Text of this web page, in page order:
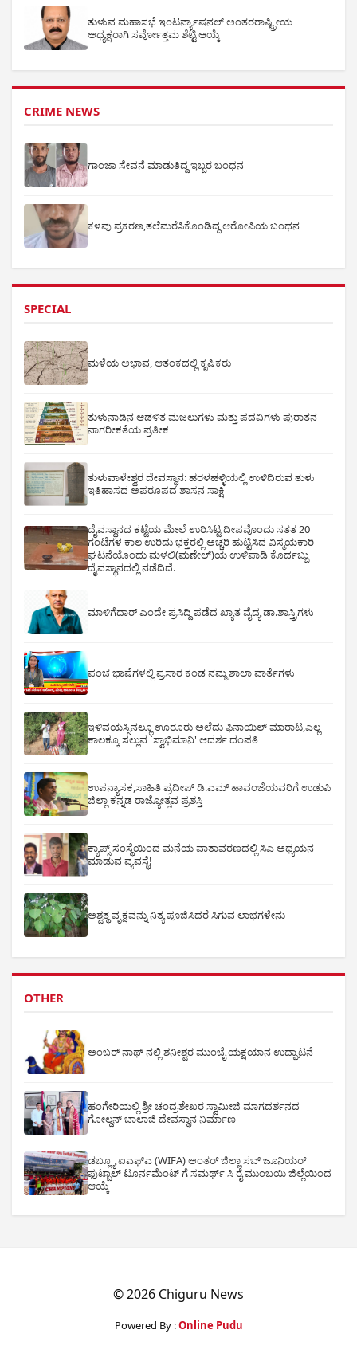
ತುಳುವ ಮಹಾಸಭೆ ಇಂಟರ್ನ್ಯಾಷನಲ್ ಅಂತರರಾಷ್ಟ್ರೀಯ
ಅಧ್ಯಕ್ಷರಾಗಿ ಸರ್ವೋತ್ತಮ ಶೆಟ್ಟಿ ಆಯ್ಕೆ
CRIME NEWS
ಗಾಂಜಾ ಸೇವನೆ ಮಾಡುತಿದ್ದ ಇಬ್ಬರ ಬಂಧನ
ಕಳವು ಪ್ರಕರಣ,ತಲೆಮರೆಸಿಕೊಂಡಿದ್ದ ಆರೋಪಿಯ ಬಂಧನ
SPECIAL
ಮಳೆಯ ಅಭಾವ, ಆತಂಕದಲ್ಲಿ ಕೃಷಿಕರು
ತುಳುನಾಡಿನ ಆಡಳಿತ ಮಜಲುಗಳು ಮತ್ತು ಪದವಿಗಳು ಪುರಾತನ
ನಾಗರೀಕತೆಯ ಪ್ರತೀಕ
ತುಳುವಾಳೇಶ್ವರ ದೇವಸ್ಥಾನ: ಹರಳಹಳ್ಳಿಯಲ್ಲಿ ಉಳಿದಿರುವ ತುಳು
ಇತಿಹಾಸದ ಅಪರೂಪದ ಶಾಸನ ಸಾಕ್ಷಿ
ದೈವಸ್ಥಾನದ ಕಟ್ಟೆಯ ಮೇಲೆ ಉರಿಸಿಟ್ಟ ದೀಪವೊಂದು ಸತತ 20
ಗಂಟೆಗಳ ಕಾಲ ಉರಿದು ಭಕ್ತರಲ್ಲಿ ಅಚ್ಚರಿ ಹುಟ್ಟಿಸಿದ ವಿಸ್ಮಯಕಾರಿ
ಘಟನೆಯೊಂದು ಮಳಲಿ(ಮಣೇಲ್)ಯ ಉಳಿಪಾಡಿ ಕೊರ್ದಬ್ಬು
ದೈವಸ್ಥಾನದಲ್ಲಿ ನಡೆದಿದೆ.
ಮಾಳಿಗೆದಾರ್ ಎಂದೇ ಪ್ರಸಿದ್ದಿ ಪಡೆದ ಖ್ಯಾತ ವೈದ್ಯ ಡಾ.ಶಾಸ್ತ್ರಿಗಳು
ಪಂಚ ಭಾಷೆಗಳಲ್ಲಿ ಪ್ರಸಾರ ಕಂಡ ನಮ್ಮ ಶಾಲಾ ವಾರ್ತೆಗಳು
ಇಳಿವಯಸ್ಸಿನಲ್ಲೂ ಊರೂರು ಅಲೆದು ಫಿನಾಯಿಲ್ ಮಾರಾಟ,ಎಲ್ಲ
ಕಾಲಕ್ಕೂ ಸಲ್ಲುವ `ಸ್ವಾಭಿಮಾನಿ' ಆದರ್ಶ ದಂಪತಿ
ಉಪನ್ಯಾಸಕ,ಸಾಹಿತಿ ಪ್ರದೀಪ್ ಡಿ.ಎಮ್ ಹಾವಂಜೆಯವರಿಗೆ ಉಡುಪಿ
ಜಿಲ್ಲಾ ಕನ್ನಡ ರಾಜ್ಯೋತ್ಸವ ಪ್ರಶಸ್ತಿ
ಕ್ಯಾಪ್ಸ್ ಸಂಸ್ಥೆಯಿಂದ ಮನೆಯ ವಾತಾವರಣದಲ್ಲಿ ಸಿಎ ಅಧ್ಯಯನ
ಮಾಡುವ ವ್ಯವಸ್ಥೆ!
ಅಶ್ವತ್ಥ ವೃಕ್ಷವನ್ನು ನಿತ್ಯ ಪೂಜಿಸಿದರೆ ಸಿಗುವ ಲಾಭಗಳೇನು
OTHER
ಅಂಬರ್ ನಾಥ್ ನಲ್ಲಿ ಶನೀಶ್ವರ ಮುಂಬೈ ಯಕ್ಷಯಾನ ಉದ್ಘಾಟನೆ
ಹಂಗೇರಿಯಲ್ಲಿ ಶ್ರೀ ಚಂದ್ರಶೇಖರ ಸ್ವಾಮೀಜಿ ಮಾಗದರ್ಶನದ
ಗೋಲ್ಡನ್ ಬಾಲಾಜಿ ದೇವಸ್ಥಾನ ನಿರ್ಮಾಣ
ಡಬ್ಲ್ಯೂ ಐಎಫ್ಎ (WIFA) ಅಂತರ್ ಜಿಲ್ಲಾ ಸಬ್ ಜೂನಿಯರ್
ಫುಟ್ಬಾಲ್ ಟೂರ್ನಮೆಂಟ್ ಗೆ ಸಮರ್ಥ್ ಸಿ ರೈ ಮುಂಬಯಿ ಜಿಲ್ಲೆಯಿಂದ
ಆಯ್ಕೆ
© 2026 Chiguru News
Powered By :Online Pudu